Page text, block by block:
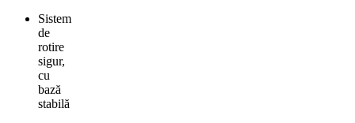
Sistem
de
rotire
sigur,
cu
bază
stabilă